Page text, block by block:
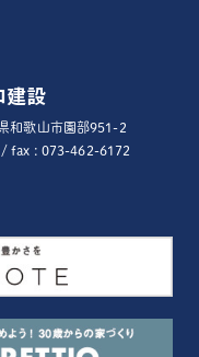
建設
和歌山市園部951-2
/ fax : 073-462-6172